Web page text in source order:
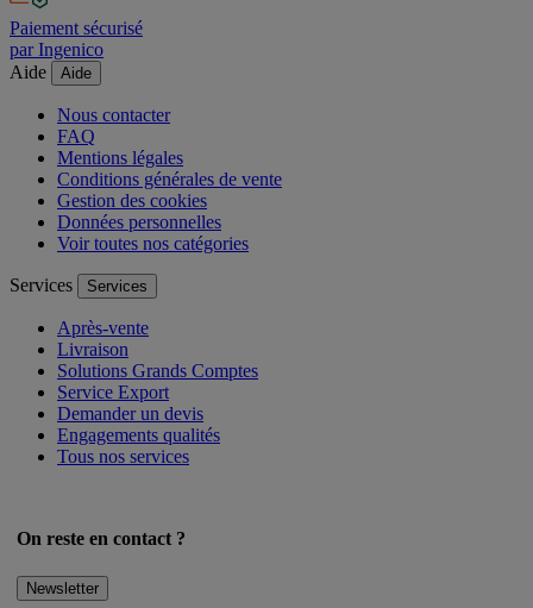
Paiement sécurisé
par Ingenico
Aide
Aide
Nous contacter
FAQ
Mentions légales
Conditions générales de vente
Gestion des cookies
Données personnelles
Voir toutes nos catégories
Services Services
Après-vente
Livraison
Solutions Grands Comptes
Service Export
Demander un devis
Engagements qualités
Tous nos services
On reste en contact ?
Newsletter